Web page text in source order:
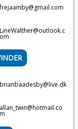
frejaamby@gmail.com
LineWalther@outlook.c
om
brianbaadesby@live.dk
allan_twin@hotmail.co
m